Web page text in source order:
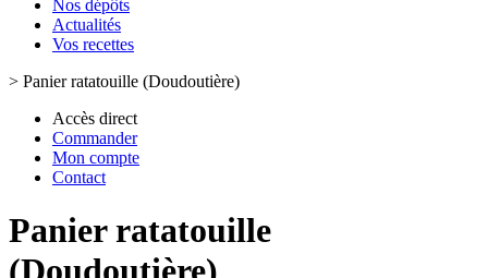
Nos dépôts
Actualités
Vos recettes
> Panier ratatouille (Doudoutière)
Accès direct
Commander
Mon compte
Contact
Panier ratatouille